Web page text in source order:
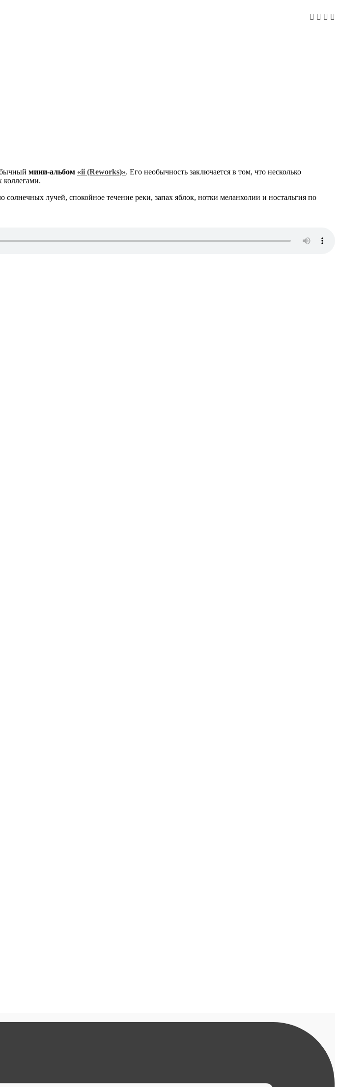
мини-альбом «ii (Reworks)». Его необычность заключается в том, что несколько
солнечных лучей, спокойное течение реки, запах яблок, нотки меланхолии и ностальгия по